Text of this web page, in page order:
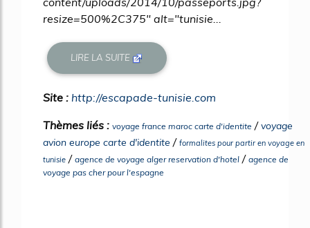
resize=500%2C375" alt="tunisie...
LIRE LA SUITE
Site : http://escapade-tunisie.com
Thèmes liés : voyage france maroc carte d'identite /voyage
avion europe carte d'identite / formalites pour partir en voyage en
tunisie / agence de voyage alger reservation d'hotel / agence de
voyage pas cher pour l'espagne